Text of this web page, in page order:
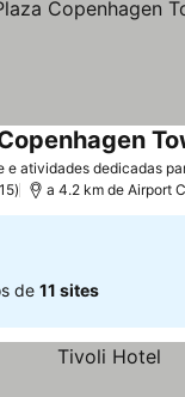
e atividades dedicadas
a 4.2 km de Airport
de 11 sites